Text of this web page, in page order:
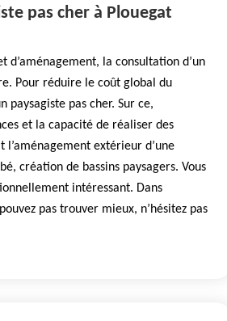
pas cher à Plouegat
d’aménagement, la consultation d’un
Pour réduire le coût global du
pas cher. Sur ce,
et la capacité de réaliser des
l’aménagement extérieur d’une
création de bassins paysagers. Vous
intéressant. Dans
pas trouver mieux, n’hésitez pas